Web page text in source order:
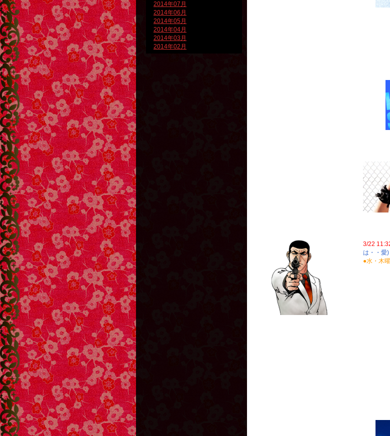
2014年07月
2014年06月
2014年05月
2014年04月
2014年03月
2014年02月
☆ こ
出
3/22
は・・愛)
●水・木